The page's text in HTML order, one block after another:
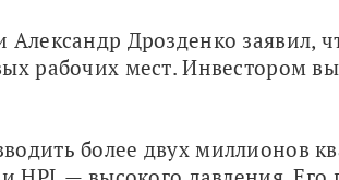
Дрозденко заявил,
рабочих мест. Инвестором
более двух миллионов